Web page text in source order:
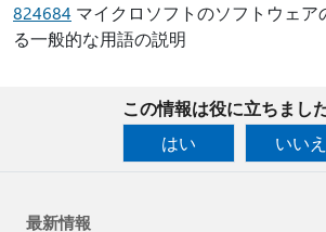
824684 マイクロソフトのソフトウェア
る一般的な用語の説明
この情報は役に立ちまし
はい
いいえ
最新情報